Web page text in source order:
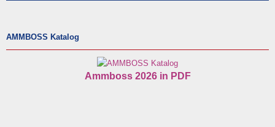
AMMBOSS Katalog
Ammboss 2026 in PDF